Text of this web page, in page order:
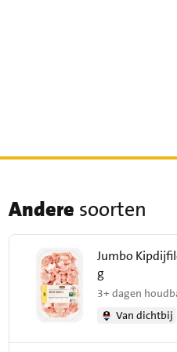
Andere soorten
Jumbo
g
3+ dagen
Van dichtbij